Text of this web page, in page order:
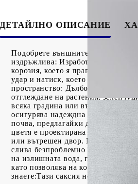
ДЕТАЙЛНО ОПИСАНИЕ
Подобрете външните си
издръжлива: Изработена от
корозия, което я прави идеална
удар и натиск, което я прави
пространство: Дълбокото и
отглеждане на растения,
всяка градина или външно
осигурява надеждна здравина и
почва, предлагайки дългосрочна
цветя е проектирана да показва
или вътрешен двор. Модерната му
слива безпроблемно с външната
на излишната вода,
като позволява на корените да
знаете:Тази саксия не включва